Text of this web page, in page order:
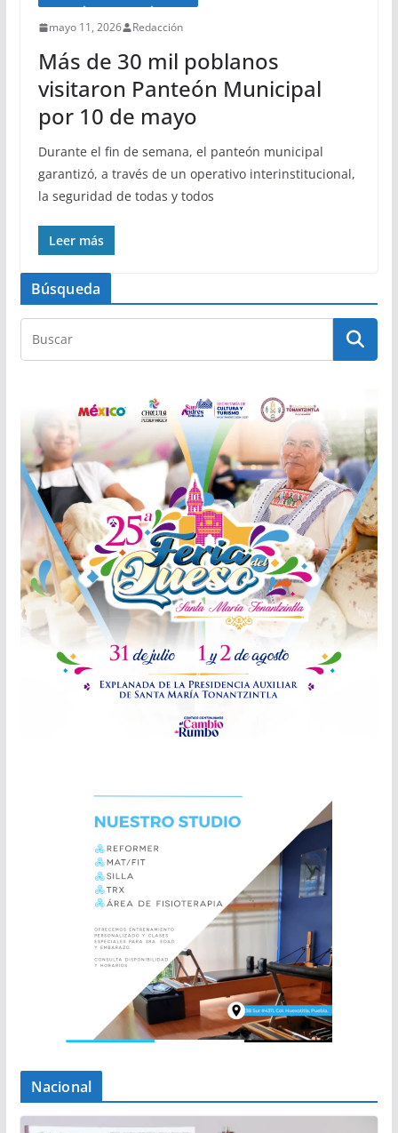
mayo 11, 2026 Redacción
Más de 30 mil poblanos
visitaron Panteón Municipal
por 10 de mayo
Durante el fin de semana, el panteón municipal
garantizó, a través de un operativo interinstitucional,
la seguridad de todas y todos
Leer más
Búsqueda
Nacional